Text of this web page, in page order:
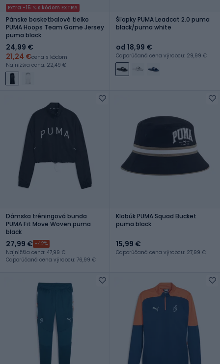
Extra -15 % s kódom EXTRA
Pánske basketbalové tielko
PUMA Hoops Team Game Jersey
puma black
24,99 €
21,24 €cena s kódom
Najnižšia cena: 22,49 €
Šľapky PUMA Leadcat 2.0 puma
black/puma white
od 18,99 €
Odporúčaná cena výrobcu: 29,99 €
Dámska tréningová bunda
PUMA Fit Move Woven puma
black
27,99 € -42%
Najnižšia cena: 47,99 €
Odporúčaná cena výrobcu: 76,99 €
Klobúk PUMA Squad Bucket
puma black
15,99 €
Odporúčaná cena výrobcu: 27,99 €